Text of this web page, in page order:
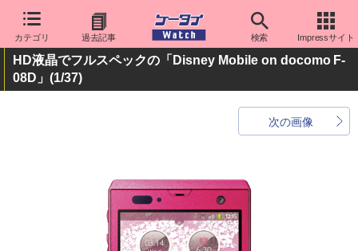
カテゴリ 過去記事 検索 Impressサイト
HD液晶でフルスペックの「Disney Mobile on docomo F-
08D」 (1/37)
次の画像